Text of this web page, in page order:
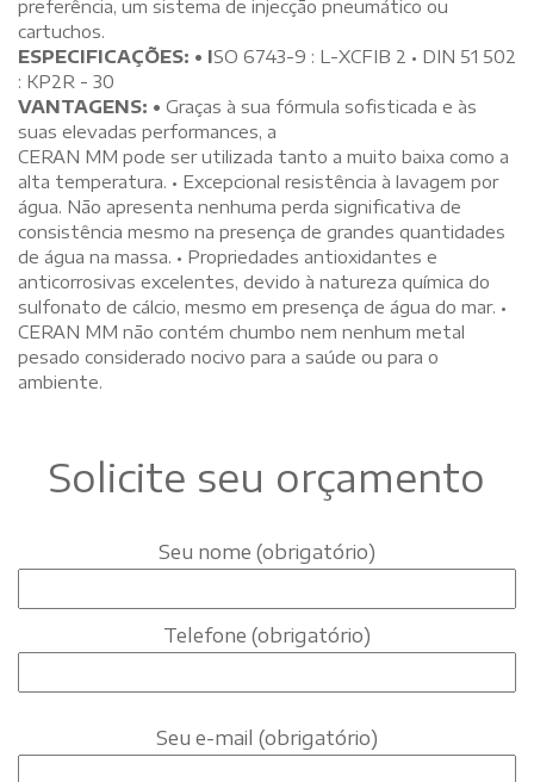
preferência, um sistema de injecção pneumático ou
cartuchos.
ESPECIFICAÇÕES: • ISO 6743-9 : L-XCFIB 2 • DIN 51 502
: KP2R - 30
VANTAGENS: • Graças à sua fórmula sofisticada e às
suas elevadas performances, a
CERAN MM pode ser utilizada tanto a muito baixa como a
alta temperatura. • Excepcional resistência à lavagem por
água. Não apresenta nenhuma perda significativa de
consistência mesmo na presença de grandes quantidades
de água na massa. • Propriedades antioxidantes e
anticorrosivas excelentes, devido à natureza química do
sulfonato de cálcio, mesmo em presença de água do mar. •
CERAN MM não contém chumbo nem nenhum metal
pesado considerado nocivo para a saúde ou para o
ambiente.
Solicite seu orçamento
Seu nome (obrigatório)
Telefone (obrigatório)
Seu e-mail (obrigatório)